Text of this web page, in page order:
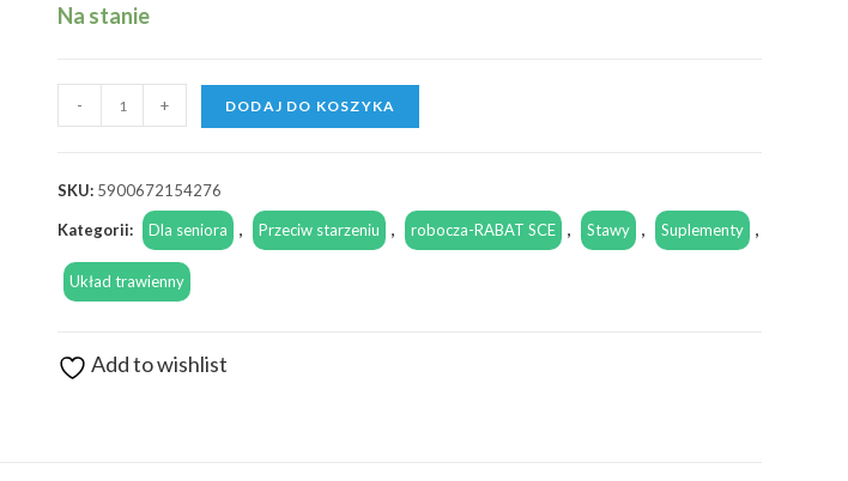
Na stanie
- + DODAJ DO KOSZYKA
SKU: 5900672154276
Kategorii: Dla seniora , Przeciw starzeniu , robocza-RABAT SCE , Stawy , Suplementy ,
Układ trawienny
Add to wishlist